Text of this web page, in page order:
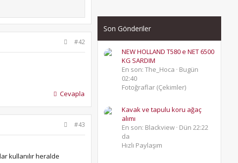
#42
Cevapla
#43
kullanılır heralde
Son Gönderiler
NEW HOLLAND T580 e NET 6500
KG SARDIM
En son: The_Hoca
Bugün
02:40
Fotoğraflar (Çekimler)
Kavak ve tapulu koru ağaç
alımı
En son: Blackview Dün 22:22
da
Hızlı Paylaşım